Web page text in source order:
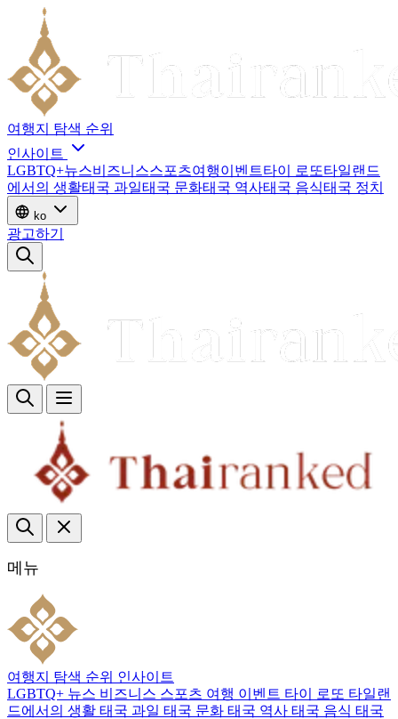
여행지 탐색 순위
인사이트
LGBTQ+뉴스비즈니스스포츠여행이벤트타이 로또타일랜드
에서의 생활태국 과일태국 문화태국 역사태국 음식태국 정치
ko
광고하기
메뉴
여행지 탐색 순위 인사이트
LGBTQ+ 뉴스 비즈니스 스포츠 여행 이벤트 타이 로또 타일랜
드에서의 생활 태국 과일 태국 문화 태국 역사 태국 음식 태국